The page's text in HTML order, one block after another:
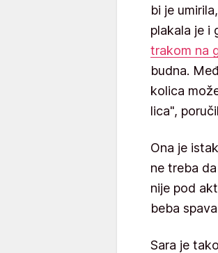
bi je
plakala je i
trakom na
budna.
kolica
lica",
Ona je
ne treba
nije pod
beba
Sara je